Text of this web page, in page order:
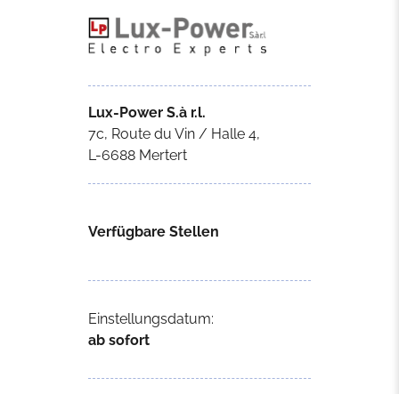
Lux-Power S.à r.l.
7c, Route du Vin / Halle 4,
L-6688 Mertert
Verfügbare Stellen
Einstellungsdatum:
ab sofort